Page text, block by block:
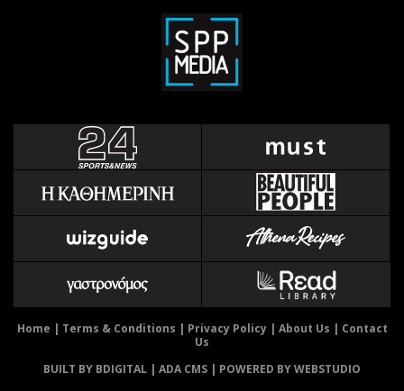
Home | Terms & Conditions | Privacy Policy| About Us | Contact
Us
BUILT BY BDIGITAL | ADA CMS | POWERED BY WEBSTUDIO